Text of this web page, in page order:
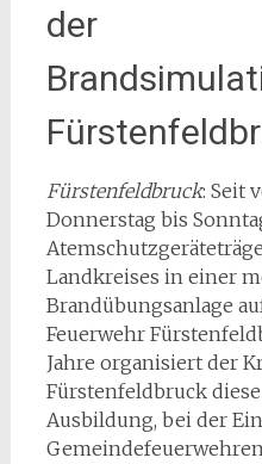
der
Fürstenfeldbruck: Seit
Donnerstag bis
Landkreises in einer
Brandübungsanlage
Feuerwehr
Jahre organisiert der
Fürstenfeldbruck
Ausbildung, bei der